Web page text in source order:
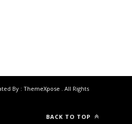
By : ThemeXpose
. All Rights
BACK TO TOP